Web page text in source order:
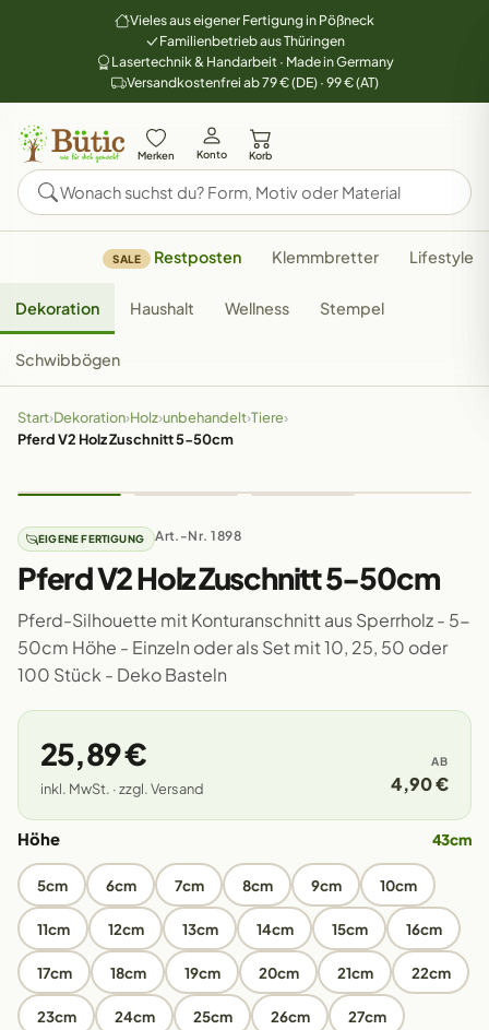
Vieles aus eigener Fertigung in Pößneck
Familienbetrieb aus Thüringen
Lasertechnik & Handarbeit · Made in Germany
Versandkostenfrei ab 79 € (DE) · 99 € (AT)
Merken Konto Korb
SALE Restposten Klemmbretter Lifestyle
Dekoration Haushalt Wellness Stempel
Schwibbögen
Start›Dekoration›Holz›unbehandelt›Tiere›
Pferd V2 Holz Zuschnitt 5-50cm
EIGENE FERTIGUNG Art.-Nr. 1898
Pferd V2 Holz Zuschnitt 5-50cm
Pferd-Silhouette mit Konturanschnitt aus Sperrholz - 5-
50cm Höhe - Einzeln oder als Set mit 10, 25, 50 oder
100 Stück - Deko Basteln
25,89 €
inkl. MwSt. · zzgl. Versand
AB
4,90 €
Höhe 43cm
5cm 6cm 7cm 8cm 9cm 10cm
11cm 12cm 13cm 14cm 15cm 16cm
17cm 18cm 19cm 20cm 21cm 22cm
23cm 24cm 25cm 26cm 27cm